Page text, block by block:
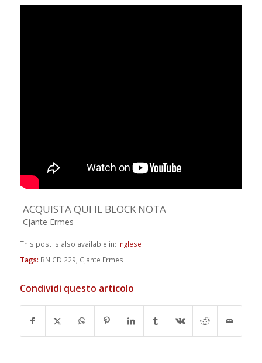
ACQUISTA QUI IL BLOCK NOTA
Cjante Ermes
This post is also available in: Inglese
Tags: BN CD 229 Cjante Ermes
Condividi questo articolo